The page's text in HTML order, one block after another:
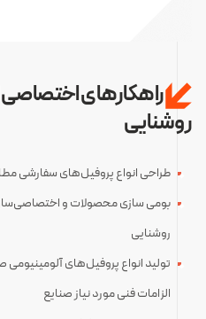
راهکارهای
روشنایی
طراحی انواع پروفیل‌های سفارشی
بومی سازی محصولات و
روشنایی
تولید انواع پروفیل‌های آلومینیومی
الزامات فنی مورد نیاز صنایع